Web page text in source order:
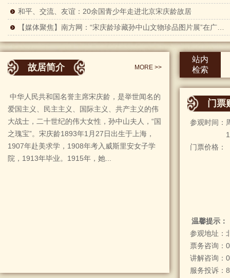
和平、交流、友谊：20余国青少年走进北京宋庆龄故居
故居简介 MORE >>
中华人民共和国名誉主席宋庆龄，是举世闻名的
爱国主义、民主主义、国际主义、共产主义的伟
大战士，二十世纪的伟大女性，孙中山夫人，“国
之瑰宝”。宋庆龄1893年1月27日出生于上海，
1907年赴美求学，1908年考入威斯里安女子学
院，1913年毕业。1915年，她...
站内
检索
门票
参观时间：
门票价格：
温馨提示：
参观地址：
票务咨询：
讲解咨询：
服务投诉：